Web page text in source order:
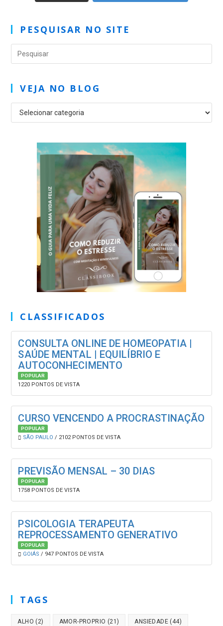
PESQUISAR NO SITE
VEJA NO BLOG
CLASSIFICADOS
CONSULTA ONLINE DE HOMEOPATIA |
SAÚDE MENTAL | EQUILÍBRIO E
AUTOCONHECIMENTO
POPULAR
1220 PONTOS DE VISTA
CURSO VENCENDO A PROCRASTINAÇÃO
POPULAR
SÃO PAULO / 2102 PONTOS DE VISTA
PREVISÃO MENSAL – 30 DIAS
POPULAR
1758 PONTOS DE VISTA
PSICOLOGIA TERAPEUTA
REPROCESSAMENTO GENERATIVO
POPULAR
GOIÁS / 947 PONTOS DE VISTA
TAGS
ALHO (2) AMOR-PROPRIO (21) ANSIEDADE (44)